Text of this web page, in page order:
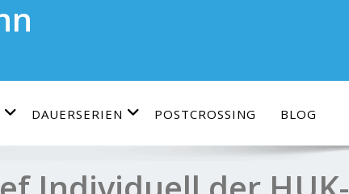
DAUERSERIEN POSTCROSSING BLOG